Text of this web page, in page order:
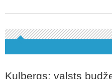
Kulbergs: valsts